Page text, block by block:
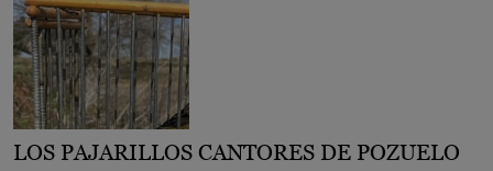
LOS PAJARILLOS CANTORES DE POZUELO